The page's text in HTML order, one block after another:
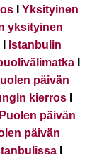
Yksityinen
yksityinen
I
Istanbulin
päivän
kierrosI
Puolen päivän
päivän
I